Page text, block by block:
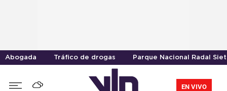
Abogada Tráfico de drogas Parque Nacional Radal
EN VIVO